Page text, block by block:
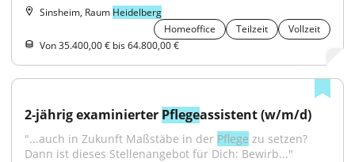
Sinsheim, Raum Heidelberg
Homeoffice
Teilzeit
Vollzeit
Von 35.400,00 € bis 64.800,00 €
2-jährig examinierter Pflegeassistent (w/m/d)
"...auch in Zukunft Maßstäbe in der Pflege zu setzen?
Dann ist dieses Stellenangebot für Dich: Bewirb..."